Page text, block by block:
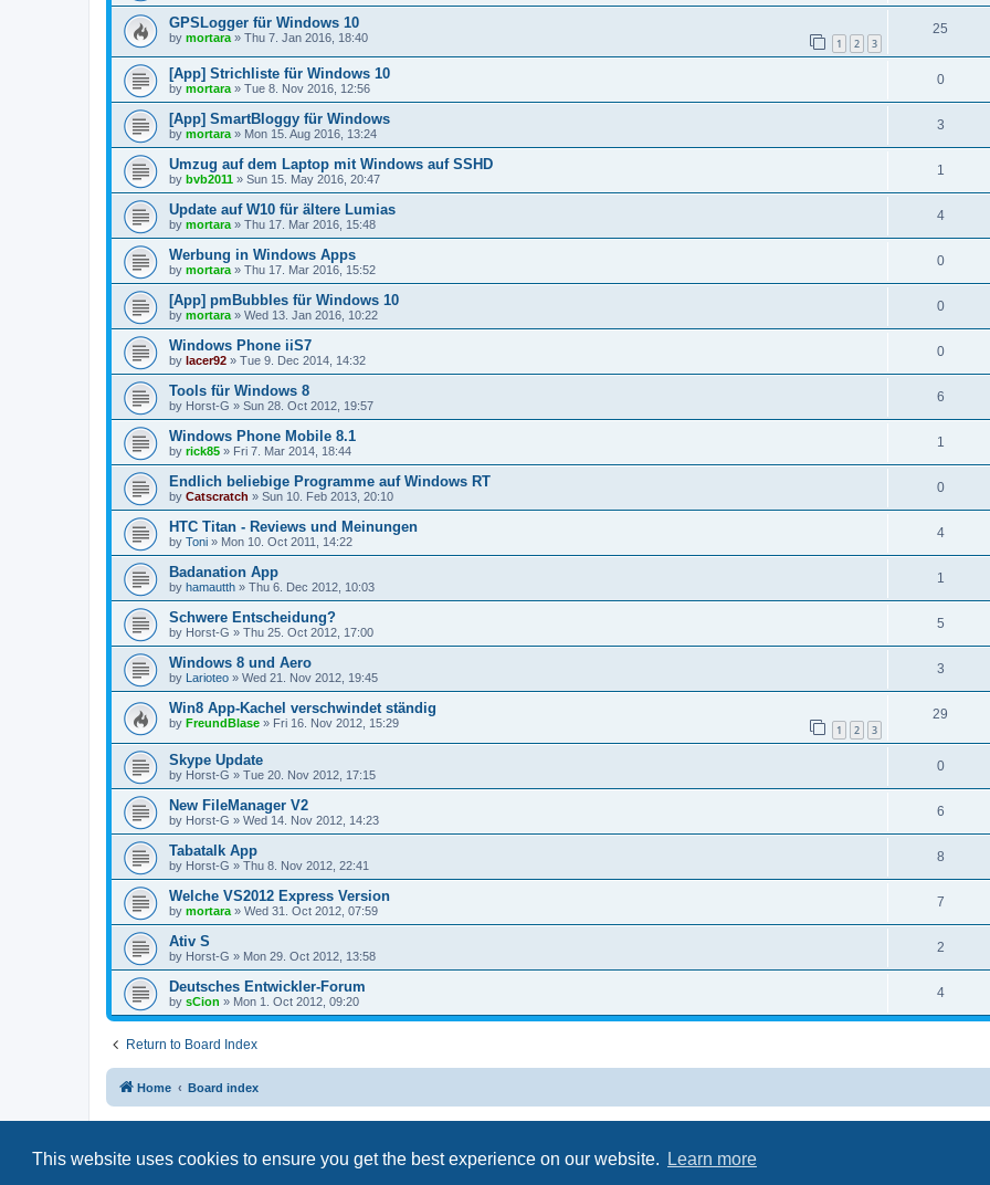
This website uses cookies to ensure you get the best experience on our website. Learn more
GPSLogger für Windows 10
by mortara » Thu 7. Jan 2016, 18:40 1 2 3
25
[App] Strichliste für Windows 10
by mortara » Tue 8. Nov 2016, 12:56
0
[App] SmartBloggy für Windows
by mortara » Mon 15. Aug 2016, 13:24
3
Umzug auf dem Laptop mit Windows auf SSHD
by bvb2011 » Sun 15. May 2016, 20:47
1
Update auf W10 für ältere Lumias
by mortara » Thu 17. Mar 2016, 15:48
4
Werbung in Windows Apps
by mortara » Thu 17. Mar 2016, 15:52
0
[App] pmBubbles für Windows 10
by mortara » Wed 13. Jan 2016, 10:22
0
Windows Phone iiS7
by lacer92 » Tue 9. Dec 2014, 14:32
0
Tools für Windows 8
by Horst-G » Sun 28. Oct 2012, 19:57
6
Windows Phone Mobile 8.1
by rick85 » Fri 7. Mar 2014, 18:44
1
Endlich beliebige Programme auf Windows RT
by Catscratch » Sun 10. Feb 2013, 20:10
0
HTC Titan - Reviews und Meinungen
by Toni » Mon 10. Oct 2011, 14:22
4
Badanation App
by hamautth » Thu 6. Dec 2012, 10:03
1
Schwere Entscheidung?
by Horst-G » Thu 25. Oct 2012, 17:00
5
Windows 8 und Aero
by Larioteo » Wed 21. Nov 2012, 19:45
3
Win8 App-Kachel verschwindet ständig
by FreundBlase » Fri 16. Nov 2012, 15:29 1 2 3
29
Skype Update
by Horst-G » Tue 20. Nov 2012, 17:15
0
New FileManager V2
by Horst-G » Wed 14. Nov 2012, 14:23
6
Tabatalk App
by Horst-G » Thu 8. Nov 2012, 22:41
8
Welche VS2012 Express Version
by mortara » Wed 31. Oct 2012, 07:59
7
Ativ S
by Horst-G » Mon 29. Oct 2012, 13:58
2
Deutsches Entwickler-Forum
by sCion » Mon 1. Oct 2012, 09:20
4
Return to Board Index
Home Board index